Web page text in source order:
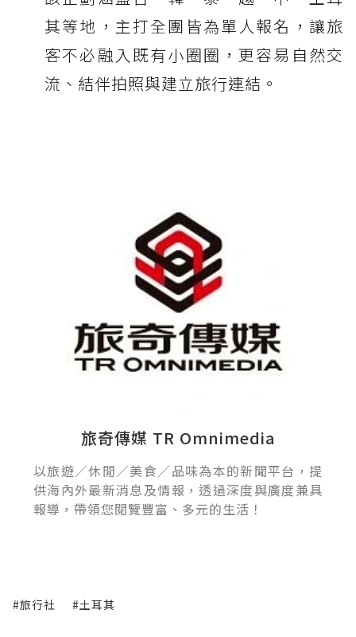
其等地，主打全團皆為單人報名，讓旅
客不必融入既有小圈圈，更容易自然交
流、結伴拍照與建立旅行連結。
旅奇傳媒 TR Omnimedia
以旅遊／休閒／美食／品味為本的新聞平台，提
供海內外最新消息及情報，透過深度與廣度兼具
報導，帶領您閱覽豐富、多元的生活！
#旅行社 #土耳其